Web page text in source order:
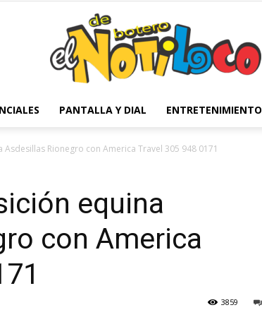
PANTALLA Y DIAL ENTRETENIMIENTO
Rionegro con America Travel 305 948 0171
equina
con America
3859